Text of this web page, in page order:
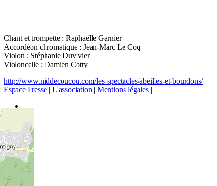
Chant et trompette : Raphaëlle Garnier
Accordéon chromatique : Jean-Marc Le Coq
Violon : Stéphanie Duvivier
Violoncelle : Damien Cotty
http://www.niddecoucou.com/les-spectacles/abeilles-et-bourdons/
Espace Presse | L'association | Mentions légales |